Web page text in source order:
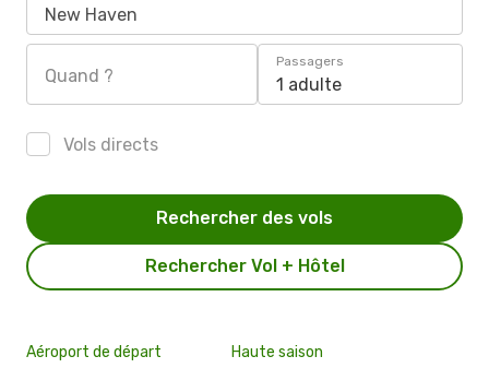
New Haven
Quand ?
Passagers
1 adulte
Vols directs
Rechercher Vol + Hôtel
Rechercher des vols
Aéroport de départ Haute saison